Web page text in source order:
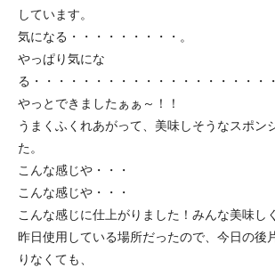
しています。
気になる・・・・・・・・・。
やっぱり気にな
る・・・・・・・・・・・・・・・・・・・
やっとできましたぁぁ～！！
うまくふくれあがって、美味しそうなスポン
た。
こんな感じや・・・
こんな感じや・・・
こんな感じに仕上がりました！みんな美味し
昨日使用している場所だったので、今日の後
りなくても、